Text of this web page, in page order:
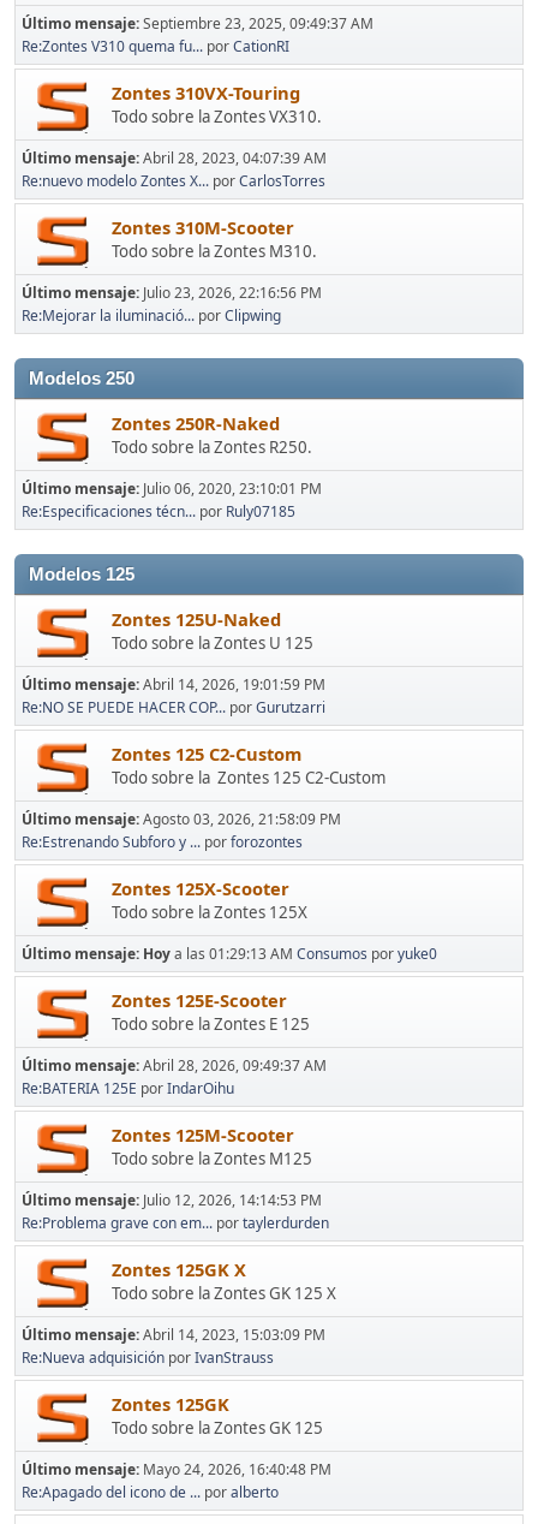
Último mensaje:Septiembre 23, 2025, 09:49:37 AM
Re:Zontes V310 quema fu... porCationRI
Zontes 310VX-Touring
Todo sobre la Zontes VX310.
Último mensaje:Abril 28, 2023, 04:07:39 AM
Re:nuevo modelo Zontes X... porCarlosTorres
Zontes 310M-Scooter
Todo sobre la Zontes M310.
Último mensaje: Julio 23, 2026, 22:16:56 PM
Re:Mejorar la iluminació... porClipwing
Modelos 250
Zontes 250R-Naked
Todo sobre la Zontes R250.
Último mensaje: Julio 06, 2020, 23:10:01 PM
Re:Especificaciones técn... por Ruly07185
Modelos 125
Zontes 125U-Naked
Todo sobre la Zontes U 125
Último mensaje:Abril 14, 2026, 19:01:59 PM
Re:NO SE PUEDE HACER COP... porGurutzarri
Zontes 125 C2-Custom
Todo sobre la Zontes 125 C2-Custom
Último mensaje:Agosto 03, 2026, 21:58:09 PM
Re:Estrenando Subforo y ... porforozontes
Zontes 125X-Scooter
Todo sobre la Zontes 125X
Último mensaje: Hoya las 01:29:13 AM Consumos poryuke0
Zontes 125E-Scooter
Todo sobre la Zontes E 125
Último mensaje:Abril 28, 2026, 09:49:37 AM
Re:BATERIA 125E porIndarOihu
Zontes 125M-Scooter
Todo sobre la Zontes M125
Último mensaje: Julio 12, 2026, 14:14:53 PM
Re:Problema grave con em... portaylerdurden
Zontes 125GK X
Todo sobre la Zontes GK 125 X
Último mensaje:Abril 14, 2023, 15:03:09 PM
Re:Nueva adquisición porIvanStrauss
Zontes 125GK
Todo sobre la Zontes GK 125
Último mensaje: Mayo 24, 2026, 16:40:48 PM
Re:Apagado del icono de ... poralberto